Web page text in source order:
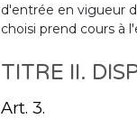
d'entrée en vigueur
choisi prend cours à
TITRE II.
Art. 3.